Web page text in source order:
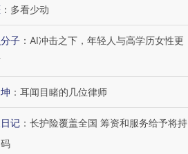
： 多看少动
子 ： AI冲击之下，年轻人与高学历女性更
： 耳闻目睹的几位律师
记 ： 长护险覆盖全国 筹资和服务给予将持